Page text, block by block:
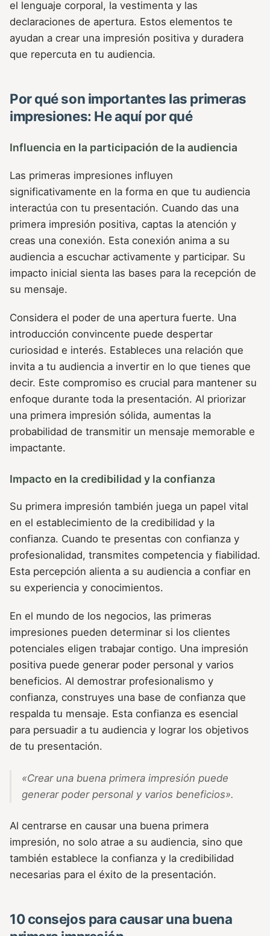
el lenguaje corporal, la vestimenta y las
declaraciones de apertura. Estos elementos te
ayudan a crear una impresión positiva y duradera
que repercuta en tu audiencia.
Por qué son importantes las primeras
impresiones: He aquí por qué
Influencia en la participación de la audiencia
Las primeras impresiones influyen
significativamente en la forma en que tu audiencia
interactúa con tu presentación. Cuando das una
primera impresión positiva, captas la atención y
creas una conexión. Esta conexión anima a su
audiencia a escuchar activamente y participar. Su
impacto inicial sienta las bases para la recepción de
su mensaje.
Considera el poder de una apertura fuerte. Una
introducción convincente puede despertar
curiosidad e interés. Estableces una relación que
invita a tu audiencia a invertir en lo que tienes que
decir. Este compromiso es crucial para mantener su
enfoque durante toda la presentación. Al priorizar
una primera impresión sólida, aumentas la
probabilidad de transmitir un mensaje memorable e
impactante.
Impacto en la credibilidad y la confianza
Su primera impresión también juega un papel vital
en el establecimiento de la credibilidad y la
confianza. Cuando te presentas con confianza y
profesionalidad, transmites competencia y fiabilidad.
Esta percepción alienta a su audiencia a confiar en
su experiencia y conocimientos.
En el mundo de los negocios, las primeras
impresiones pueden determinar si los clientes
potenciales eligen trabajar contigo. Una impresión
positiva puede generar poder personal y varios
beneficios. Al demostrar profesionalismo y
confianza, construyes una base de confianza que
respalda tu mensaje. Esta confianza es esencial
para persuadir a tu audiencia y lograr los objetivos
de tu presentación.
«Crear una buena primera impresión puede
generar poder personal y varios beneficios».
Al centrarse en causar una buena primera
impresión, no solo atrae a su audiencia, sino que
también establece la confianza y la credibilidad
necesarias para el éxito de la presentación.
10 consejos para causar una buena